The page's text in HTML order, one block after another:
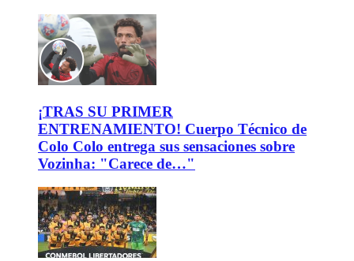
¡TRAS SU PRIMER
ENTRENAMIENTO! Cuerpo Técnico de
Colo Colo entrega sus sensaciones sobre
Vozinha: "Carece de…"